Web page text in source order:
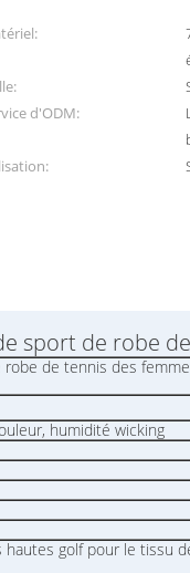
d'ODM:
sport de robe
de tennis des
humidité wicking
golf pour le